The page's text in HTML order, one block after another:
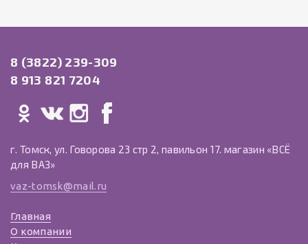
8 (3822) 239-309
8 913 821 7204
г. Томск, ул. Говорова 23 стр 2, павильон 17. магазин «ВСЁ
для ВАЗ»
vaz-tomsk@mail.ru
Главная
О компании